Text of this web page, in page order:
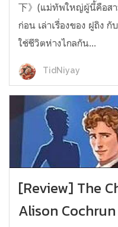
下》(แม่ทัพใหญ่ผู้นี้คือสา
ก่อน เล่าเรื่องของ ฝูถิง
ใช้ชีวิตห่างไกลกัน...
TidNiyay
[Review] The
Alison Cochrun